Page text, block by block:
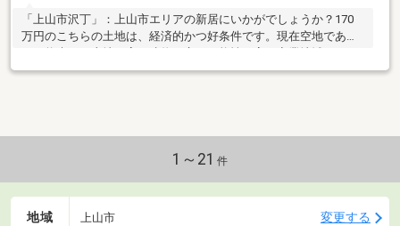
「上山市沢丁」：上山市エリアの新居にいかがでしょうか？170
万円のこちらの土地は、経済的かつ好条件です。現在空地であっ
1～21 件
地域 上山市 変更する